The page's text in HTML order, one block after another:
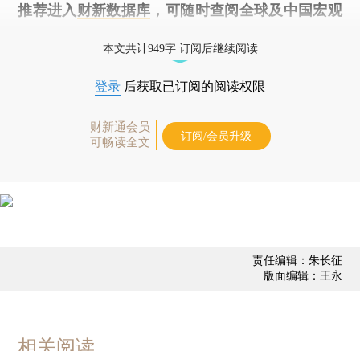
推荐进入 财新数据库 ，可随时查阅全球及中国宏观
本文共计949字 订阅后继续阅读
登录 后获取已订阅的阅读权限
财新通会员
可畅读全文
订阅/会员升级
责任编辑：朱长征
版面编辑：王永
相关阅读